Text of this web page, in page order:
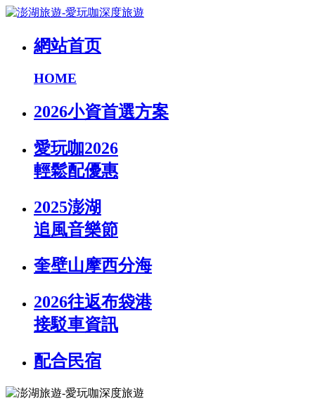
網站首页
HOME
2026小資首選方案
愛玩咖2026
輕鬆配優惠
2025澎湖
追風音樂節
奎壁山摩西分海
2026往返布袋港
接駁車資訊
配合民宿